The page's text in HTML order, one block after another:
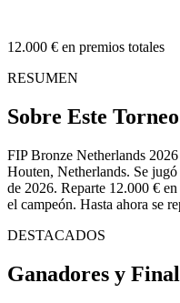
12.000 € en premios totales
RESUMEN
Sobre Este Torneo
FIP Bronze Netherlands
Houten, Netherlands. Se
de 2026. Reparte 12.000 €
el campeón. Hasta ahora se
DESTACADOS
Ganadores y